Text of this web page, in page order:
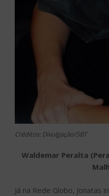
Créditos: Divulgação/SBT
Waldemar Peralta
Já na Rede Globo, Jonatas